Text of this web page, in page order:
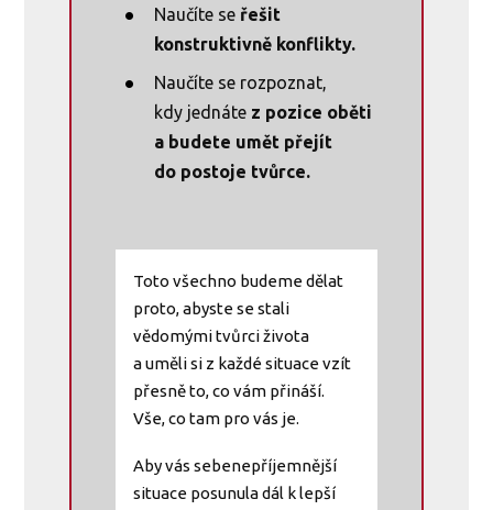
Naučíte se řešit
konstruktivně konflikty.
Naučíte se rozpoznat,
kdy jednátez pozice oběti
a budete umět přejít
do postoje tvůrce.
Toto všechno budeme dělat
proto, abyste se stali
vědomými tvůrci života
a uměli si z každé situace vzít
přesně to, co vám přináší.
Vše, co tam pro vás je.
Aby vás sebenepříjemnější
situace posunula dál k lepší